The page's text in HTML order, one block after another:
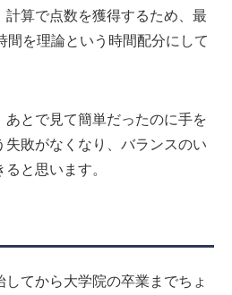
計算で点数を獲得するため、最
間を理論という時間配分にして
あとで見て簡単だったのに手を
敗がなくなり、バランスのい
と思います。
てから大学院の卒業までちょ